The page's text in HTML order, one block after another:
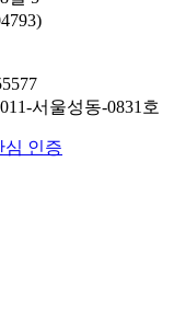
서울성동-0831호